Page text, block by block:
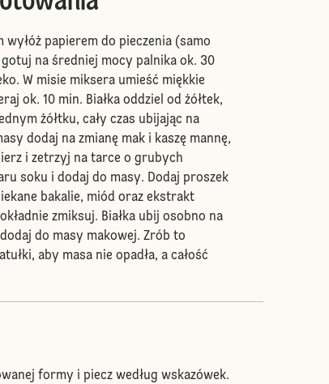
wyłóż papierem do pieczenia (samo
na średniej mocy palnika ok. 30
W misie miksera umieść miękkie
ok. 10 min. Białka oddziel od żółtek,
żółtku, cały czas ubijając na
dodaj na zmianę mak i kaszę mannę,
i zetrzyj na tarce o grubych
soku i dodaj do masy. Dodaj proszek
bakalie, miód oraz ekstrakt
zmiksuj. Białka ubij osobno na
do masy makowej. Zrób to
aby masa nie opadła, a całość
formy i piecz według wskazówek.